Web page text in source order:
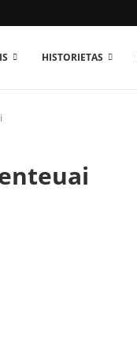
HISTORIETAS